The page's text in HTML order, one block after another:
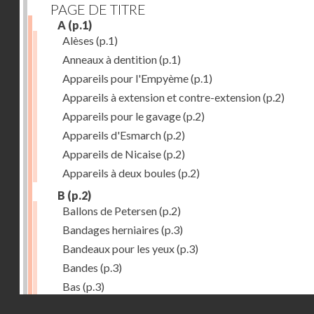
PAGE DE TITRE
A (p.1)
Alèses (p.1)
Anneaux à dentition(p.1)
Appareils pour l'Empyème(p.1)
Appareils à extension et contre-extension(p.2)
Appareils pour le gavage(p.2)
Appareils d'Esmarch(p.2)
Appareils de Nicaise(p.2)
Appareils à deux boules (p.2)
B (p.2)
Ballons de Petersen(p.2)
Bandages herniaires (p.3)
Bandeaux pour les yeux(p.3)
Bandes (p.3)
Bas (p.3)